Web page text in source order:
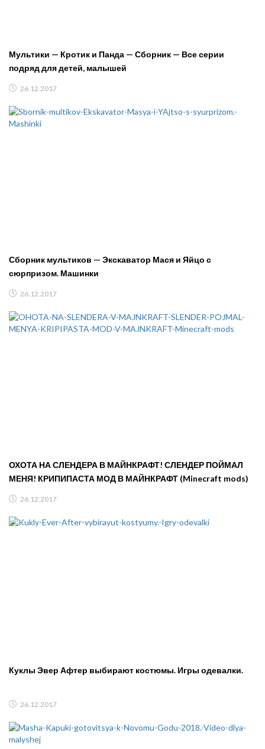
Мультики — Кротик и Панда — Сборник — Все серии
подряд для детей, малышей
26.12.2017
Сборник мультиков — Экскаватор Мася и Яйцо с
сюрпризом. Машинки
26.12.2017
ОХОТА НА СЛЕНДЕРА В МАЙНКРАФТ! СЛЕНДЕР ПОЙМАЛ
МЕНЯ! КРИПИПАСТА МОД В МАЙНКРАФТ (Minecraft mods)
26.12.2017
Куклы Эвер Афтер выбирают костюмы. Игры одевалки.
26.12.2017